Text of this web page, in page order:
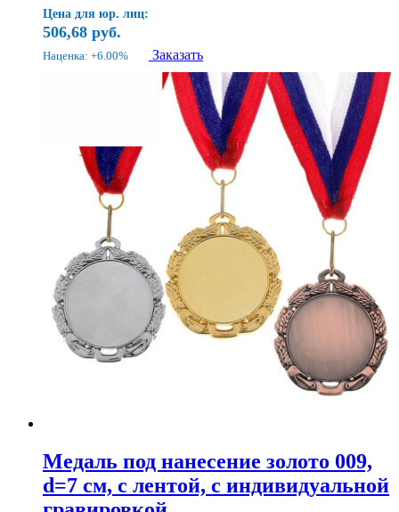
Цена для юр. лиц:
506,68 руб.
Наценка: +6.00% Заказать
Медаль под нанесение золото 009,
d=7 см, с лентой, с индивидуальной